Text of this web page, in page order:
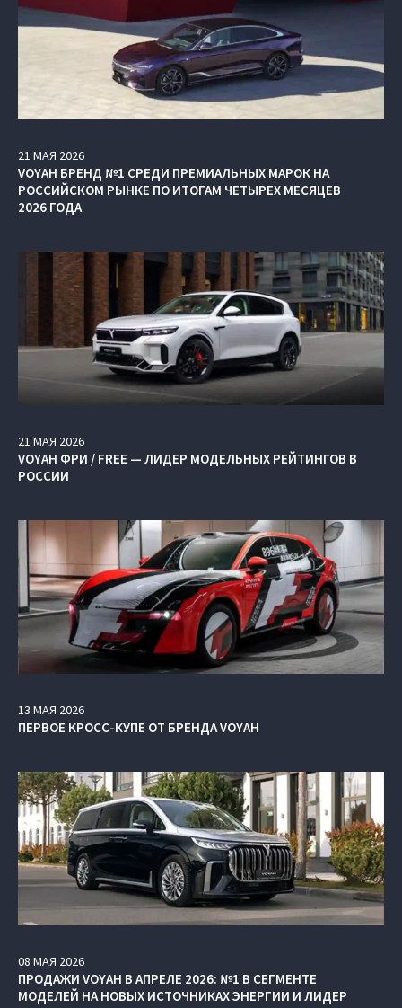
21 МАЯ 2026
VOYAH БРЕНД №1 СРЕДИ ПРЕМИАЛЬНЫХ МАРОК НА
РОССИЙСКОМ РЫНКЕ ПО ИТОГАМ ЧЕТЫРЕХ МЕСЯЦЕВ
2026 ГОДА
21 МАЯ 2026
VOYAH ФРИ / FREE — ЛИДЕР МОДЕЛЬНЫХ РЕЙТИНГОВ В
РОССИИ
13 МАЯ 2026
ПЕРВОЕ КРОСС-КУПЕ ОТ БРЕНДА VOYAH
08 МАЯ 2026
ПРОДАЖИ VOYAH В АПРЕЛЕ 2026: №1 В СЕГМЕНТЕ
МОДЕЛЕЙ НА НОВЫХ ИСТОЧНИКАХ ЭНЕРГИИ И ЛИДЕР